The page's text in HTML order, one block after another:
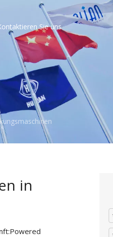
Sie uns
in
Powered